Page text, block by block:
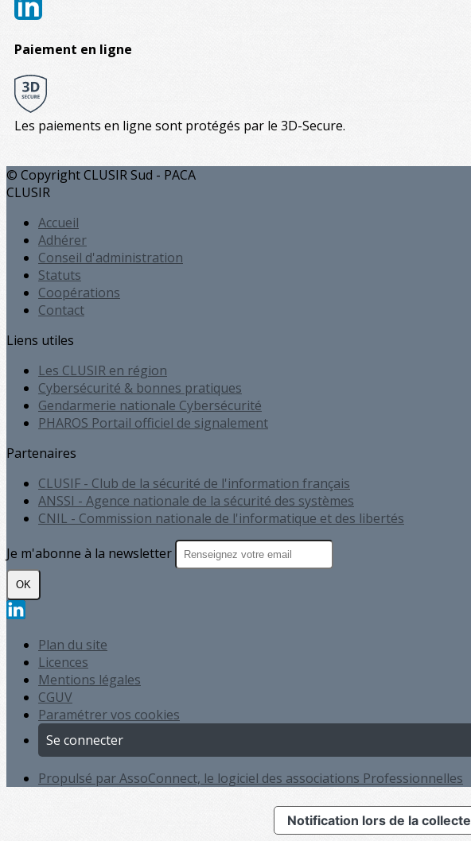
Paiement en ligne
Les paiements en ligne sont protégés par le 3D-Secure.
© Copyright CLUSIR Sud - PACA
CLUSIR
Accueil
Adhérer
Conseil d'administration
Statuts
Coopérations
Contact
Liens utiles
Les CLUSIR en région
Cybersécurité & bonnes pratiques
Gendarmerie nationale Cybersécurité
PHAROS Portail officiel de signalement
Partenaires
CLUSIF - Club de la sécurité de l'information français
ANSSI - Agence nationale de la sécurité des systèmes
CNIL - Commission nationale de l'informatique et des libertés
Je m'abonne à la newsletter
OK
Plan du site
Licences
Mentions légales
CGUV
Paramétrer vos cookies
Se connecter
Propulsé par AssoConnect, le logiciel des associations Professionnelles
Notification lors de la collecte